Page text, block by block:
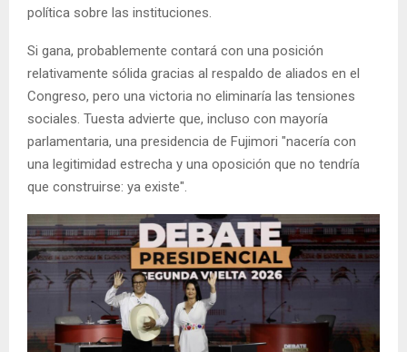
política sobre las instituciones.
Si gana, probablemente contará con una posición
relativamente sólida gracias al respaldo de aliados en el
Congreso, pero una victoria no eliminaría las tensiones
sociales. Tuesta advierte que, incluso con mayoría
parlamentaria, una presidencia de Fujimori "nacería con
una legitimidad estrecha y una oposición que no tendría
que construirse: ya existe".